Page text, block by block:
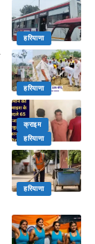
हरियाणा
हरियाणा
क्राइम
हरियाणा
हरियाणा